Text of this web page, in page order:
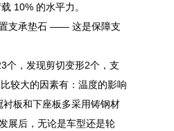
10% 的水平力。
置支承垫石 —— 这是保障支
个，发现剪切变形2个，支
较大的因素有：温度的影响
板和下座板多采用铸钢材
展后，无论是车型还是轮